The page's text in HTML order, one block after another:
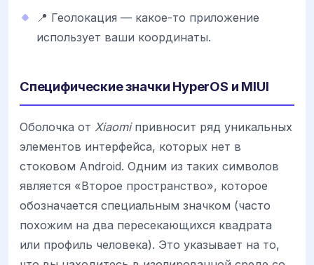
📍 Геолокация — какое-то приложение
использует ваши координаты.
Специфические значки HyperOS и MIUI
Оболочка от Xiaomiпривносит ряд уникальных
элементов интерфейса, которых нет в
стоковом Android. Одним из таких символов
является «Второе пространство», которое
обозначается специальным значком (часто
похожим на два пересекающихся квадрата
или профиль человека). Это указывает на то,